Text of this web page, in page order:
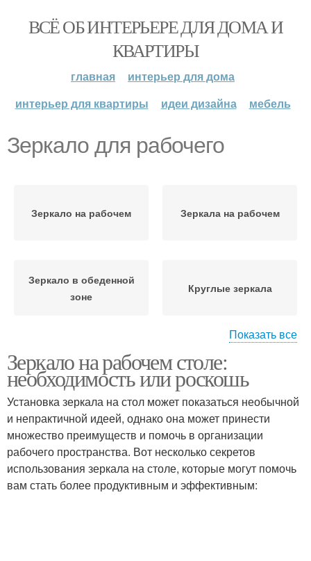
ВСЁ ОБ ИНТЕРЬЕРЕ ДЛЯ ДОМА И
КВАРТИРЫ
главная
интерьер для дома
интерьер для квартиры
идеи дизайна мебель
Зеркало для рабочего
Зеркало на рабочем Зеркала на рабочем
Зеркало в обеденной
зоне
Круглые зеркала
Зеркала для санузла Рабочая зона
Зеркала для рабочего
Показать все
Зеркало на рабочем столе:
необходимость или роскошь
Установка зеркала на стол может показаться необычной
и непрактичной идеей, однако она может принести
множество преимуществ и помочь в организации
рабочего пространства. Вот несколько секретов
использования зеркала на столе, которые могут помочь
вам стать более продуктивным и эффективным: